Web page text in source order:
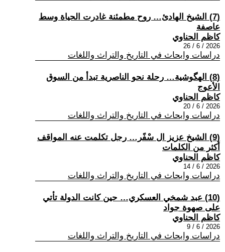
(7) الشيخ الهادئ… روح مطمئنة غادرت الحياة وسط
عاصفة
كاظم الحناوي
2026 / 6 / 26
دراسات وابحاث في التاريخ والتراث واللغات
(8) الهگوشية… رحلة نحو الناصرية تبدأ من السوق
الأعوج
كاظم الحناوي
2026 / 6 / 20
دراسات وابحاث في التاريخ والتراث واللغات
(9) الشيخ عزيز ال سْفًر… رجل تكلمت عنه المواقف
أكثر من الكلمات
كاظم الحناوي
2026 / 6 / 14
دراسات وابحاث في التاريخ والتراث واللغات
(10) عبد شمخي العسكري… حين كانت الدولة تأتي
على صهوة جواد
كاظم الحناوي
2026 / 6 / 9
دراسات وابحاث في التاريخ والتراث واللغات